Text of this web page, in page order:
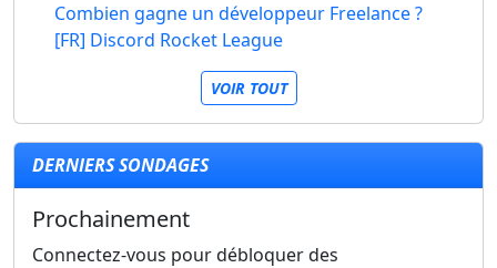
Combien gagne un développeur Freelance ?
[FR] Discord Rocket League
VOIR TOUT
DERNIERS SONDAGES
Prochainement
Connectez-vous pour débloquer des